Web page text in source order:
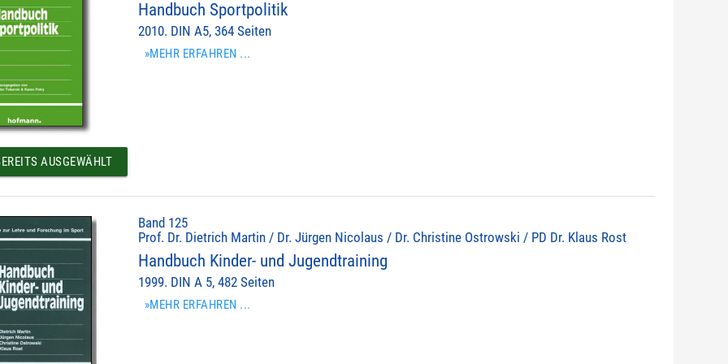
Handbuch Sportpolitik
2010. DIN A5, 364 Seiten
»MEHR ERFAHREN ...
AUSGEWÄHLT
Band 125
Prof. Dr. Dietrich Martin / Dr. Jürgen Nicolaus / Dr. Christine Ostrowski / PD Dr. Klaus Rost
Handbuch Kinder- und Jugendtraining
1999. DIN A 5, 482 Seiten
»MEHR ERFAHREN ...